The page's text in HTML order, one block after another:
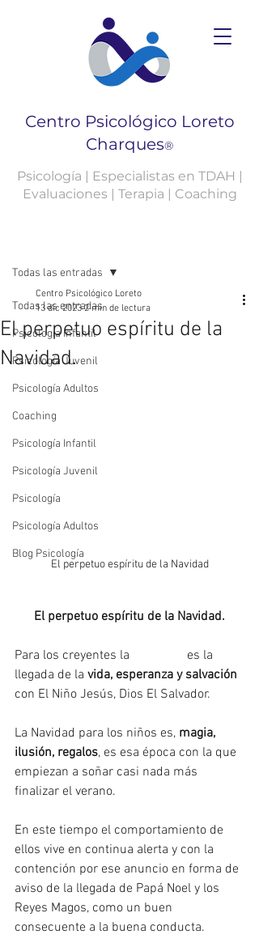
Centro Psicológico Loreto
Charques®
Psicología | Especialistas en TDAH |
Evaluaciones | Terapia | Coaching
Todas las entradas
Psicología Infantil
Psicología Juvenil
Psicología Adultos
Coaching
Psicología Infantil
Psicología Juvenil
Psicología
Psicología Adultos
Blog Psicología
Todas las entradas
El perpetuo espíritu de la
Navidad.
Centro Psicológico Loreto
13 dic 2023 2 min de lectura
El perpetuo espíritu de la Navidad
El perpetuo espíritu de la Navidad.
Para los creyentes la
es la
llegada de la vida, esperanza y salvación
con El Niño Jesús, Dios El Salvador.
La Navidad para los niños es, magia,
ilusión, regalos, es esa época con la que
empiezan a soñar casi nada más
finalizar el verano.
En este tiempo el comportamiento de
ellos vive en continua alerta y con la
contención por ese anuncio en forma de
aviso de la llegada de Papá Noel y los
Reyes Magos, como un buen
consecuente a la buena conducta.